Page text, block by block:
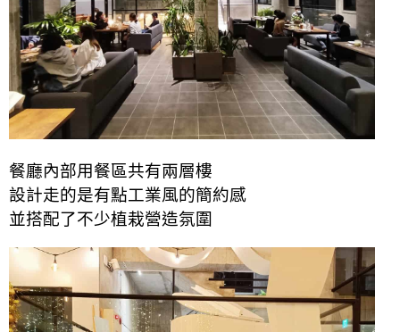
餐廳內部用餐區共有兩層樓
設計走的是有點工業風的簡約感
並搭配了不少植栽營造氛圍